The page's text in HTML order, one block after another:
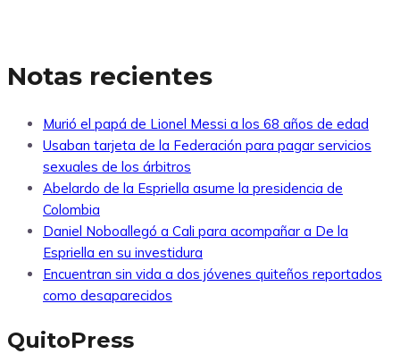
Notas recientes
Murió el papá de Lionel Messi a los 68 años de edad
Usaban tarjeta de la Federación para pagar servicios
sexuales de los árbitros
Abelardo de la Espriella asume la presidencia de
Colombia
Daniel Noboallegó a Cali para acompañar a De la
Espriella en su investidura
Encuentran sin vida a dos jóvenes quiteños reportados
como desaparecidos
QuitoPress